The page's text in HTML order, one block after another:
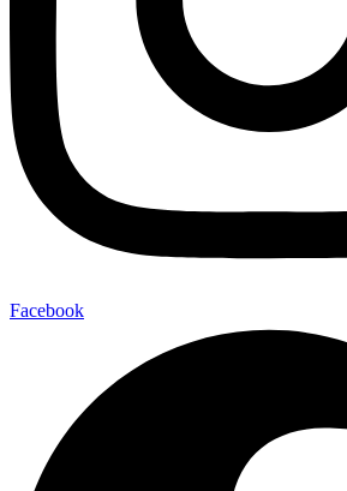
Facebook